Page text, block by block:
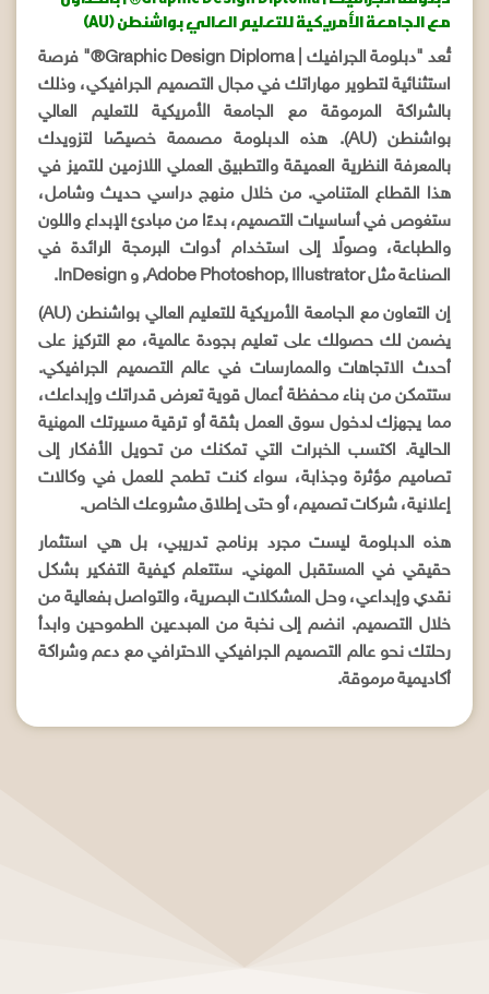
مع الجامعة الأمريكية للتعليم العالي بواشنطن (AU)
تُعد "دبلومة الجرافيك | Graphic Design Diploma®" فرصة
استثنائية لتطوير مهاراتك في مجال التصميم الجرافيكي، وذلك
بالشراكة المرموقة مع الجامعة الأمريكية للتعليم العالي
بواشنطن (AU). هذه الدبلومة مصممة خصيصًا لتزويدك
بالمعرفة النظرية العميقة والتطبيق العملي اللازمين للتميز في
هذا القطاع المتنامي. من خلال منهج دراسي حديث وشامل،
ستغوص في أساسيات التصميم، بدءًا من مبادئ الإبداع واللون
والطباعة، وصولًا إلى استخدام أدوات البرمجة الرائدة في
الصناعة مثل Adobe Photoshop, Illustrator, و InDesign.
إن التعاون مع الجامعة الأمريكية للتعليم العالي بواشنطن (AU)
يضمن لك حصولك على تعليم بجودة عالمية، مع التركيز على
أحدث الاتجاهات والممارسات في عالم التصميم الجرافيكي.
ستتمكن من بناء محفظة أعمال قوية تعرض قدراتك وإبداعك،
مما يجهزك لدخول سوق العمل بثقة أو ترقية مسيرتك المهنية
الحالية. اكتسب الخبرات التي تمكنك من تحويل الأفكار إلى
تصاميم مؤثرة وجذابة، سواء كنت تطمح للعمل في وكالات
إعلانية، شركات تصميم، أو حتى إطلاق مشروعك الخاص.
هذه الدبلومة ليست مجرد برنامج تدريبي، بل هي استثمار
حقيقي في المستقبل المهني. ستتعلم كيفية التفكير بشكل
نقدي وإبداعي، وحل المشكلات البصرية، والتواصل بفعالية من
خلال التصميم. انضم إلى نخبة من المبدعين الطموحين وابدأ
رحلتك نحو عالم التصميم الجرافيكي الاحترافي مع دعم وشراكة
أكاديمية مرموقة.